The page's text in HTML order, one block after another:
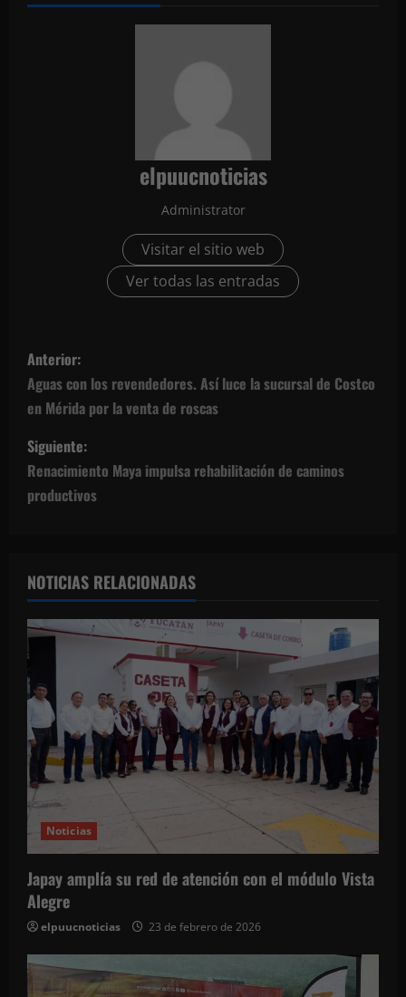
elpuucnoticias
Administrator
Visitar el sitio web
Ver todas las entradas
N
a
v
e
g
c
i
ó
n
d
e
e
n
t
r
a
Anterior:
Aguas con los revendedores. Así luce la sucursal de Costco
en Mérida por la venta de roscas
Siguiente:
Renacimiento Maya impulsa rehabilitación de caminos
productivos
NOTICIAS RELACIONADAS
Noticias
Japay amplía su red de atención con el módulo Vista
Alegre
elpuucnoticias 23 de febrero de 2026